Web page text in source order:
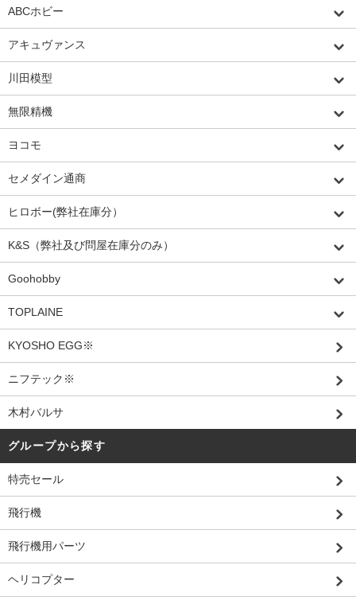
ABCホビー
アキュヴァンス
川田模型
無限精機
ヨコモ
セメダイン通商
ヒロボー(弊社在庫分）
K&S（弊社及び問屋在庫分のみ）
Goohobby
TOPLAINE
KYOSHO EGG※
ニフテック※
木村バルサ
グループから探す
特売セール
飛行機
飛行機用パーツ
ヘリコプター